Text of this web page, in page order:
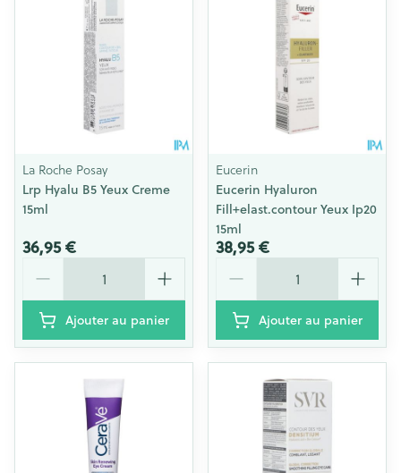
La Roche Posay
Lrp Hyalu B5 Yeux Creme
15ml
36,95 €
Ajouter au panier
Eucerin
Eucerin Hyaluron
Fill+elast.contour Yeux Ip20
15ml
38,95 €
Ajouter au panier